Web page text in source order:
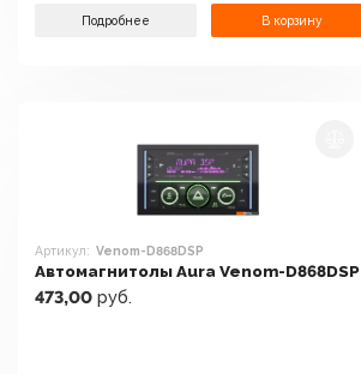
Подробнее В корзину
Артикул: Venom-D868DSP
Автомагнитолы Aura Venom-D868DSP
473,00 руб.